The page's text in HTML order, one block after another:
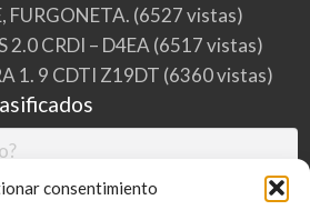
consentimiento
FURGONETA. (6527 vistas)
2.0 CRDI – D4EA (6517 vistas)
1. 9 CDTI Z19DT (6360 vistas)